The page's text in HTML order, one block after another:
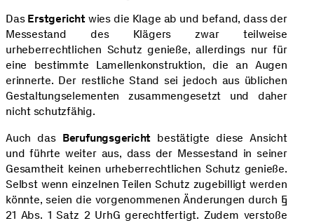
Das Erstgerichtwies die Klage ab und befand, dass der
Messestand des Klägers zwar teilweise
urheberrechtlichen Schutz genieße, allerdings nur für
eine bestimmte Lamellenkonstruktion, die an Augen
erinnerte. Der restliche Stand sei jedoch aus üblichen
Gestaltungselementen zusammengesetzt und daher
nicht schutzfähig.
Auch das Berufungsgericht bestätigte diese Ansicht
und führte weiter aus, dass der Messestand in seiner
Gesamtheit keinen urheberrechtlichen Schutz genieße.
Selbst wenn einzelnen Teilen Schutz zugebilligt werden
könnte, seien die vorgenommenen Änderungen durch §
21 Abs. 1 Satz 2 UrhG gerechtfertigt. Zudem verstoße